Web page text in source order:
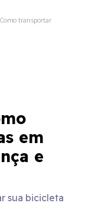
transportar
em
e
sua bicicleta